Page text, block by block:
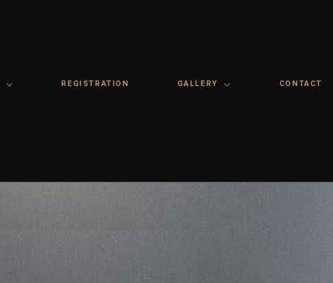
REGISTRATION GALLERY CONTACT